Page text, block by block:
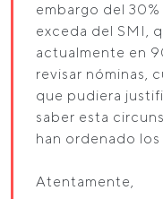
embargo del
exceda del SMI,
actualmente en
revisar nóminas,
que pudiera
saber esta
han ordenado los
Atentamente,